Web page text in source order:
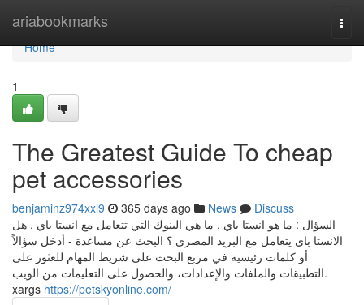
ariabookmarks
Home
Home
1
The Greatest Guide To cheap
pet accessories
benjaminz974xxl9 365 days ago News
Discuss
السؤال : ما هو انستا باي , ما هي البنوك التي تتعامل مع انستا باي , هل
الانستا باي يتعامل مع البريد المصري ؟ البحث عن مساعدة - أدخل سؤالاً
أو كلمات رئيسية في مربع البحث على شريط المهام للعثور على
التطبيقات والملفات والإعدادات، والحصول على التعليمات من الويب.
xargs https://petskyonline.com/